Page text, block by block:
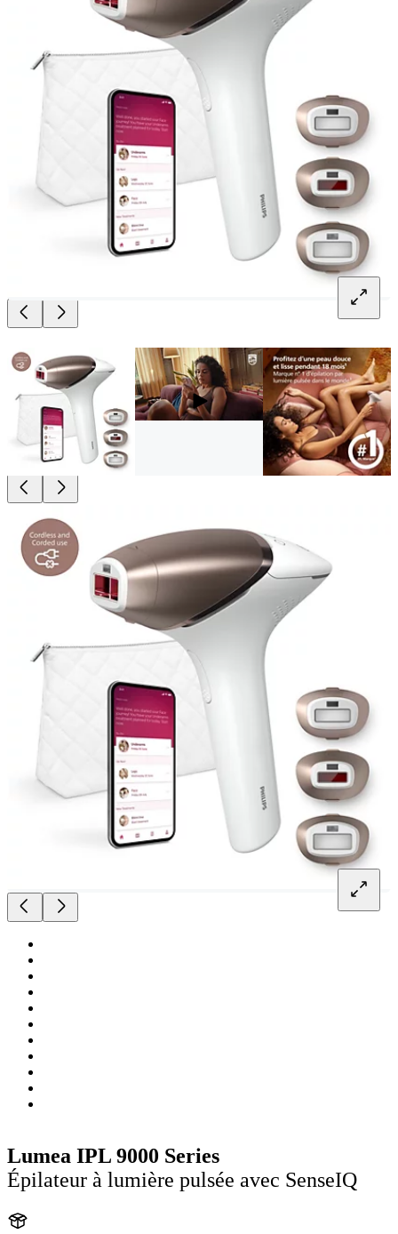
Lumea IPL 9000 Series
Épilateur à lumière pulsée avec SenseIQ